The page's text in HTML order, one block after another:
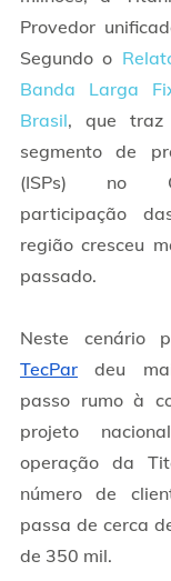
Provedor
Segundo o
Banda Larga
Brasil, que traz
segmento de
(ISPs) no
participação
região cresceu
passado.
Neste cenário
TecPar deu
passo rumo à
projeto
operação da
número de
passa de cerca
de 350 mil.